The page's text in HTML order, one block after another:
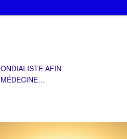
AFIN